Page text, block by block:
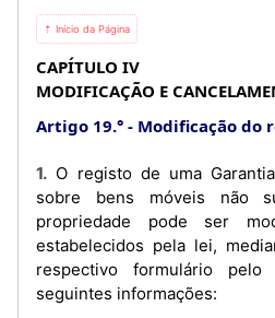
⇡ Início da Página
CAPÍTULO IV
MODIFICAÇÃO E
Artigo 19.°
Modificação do
1. O registo de uma Garantia Mobiliária que incida
sobre bens móveis não
propriedade pode ser
estabelecidos pela lei,
respectivo formulário
seguintes informações: